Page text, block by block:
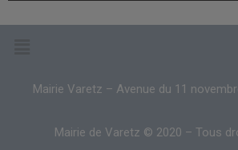
Mairie Varetz – Avenue du 11
Mairie de Varetz © 2020 – Tous